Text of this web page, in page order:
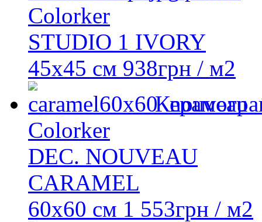
Colorker
STUDIO 1 IVORY
45х45 см 938грн / м2
Colorker
DEC. NOUVEAU
CARAMEL
60x60 см 1 553грн / м2